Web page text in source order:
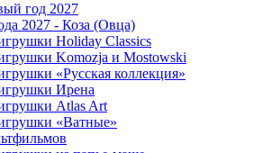
год 2027
2027 - Коза (Овца)
Holiday Classics
Komozja и Mostowski
«Русская коллекция»
Ирена
Atlas Art
«Ватные»